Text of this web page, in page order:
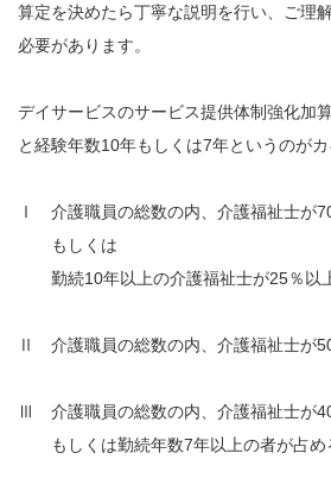
算定を決めたら丁寧な説明を行い、ご理
必要があります。
デイサービスのサービス提供体制強化加
と経験年数10年もしくは7年というのがカ
Ⅰ 介護職員の総数の内、介護福祉士が
もしくは
勤続10年以上の介護福祉士が25％以
Ⅱ 介護職員の総数の内、介護福祉士が
Ⅲ 介護職員の総数の内、介護福祉士が
もしくは勤続年数7年以上の者が占め